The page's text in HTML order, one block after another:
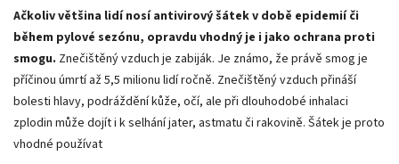
Ačkoliv většina lidí nosí antivirový šátek v době epidemií či
během pylové sezónu, opravdu vhodný je i jako ochrana proti
smogu. Znečištěný vzduch je zabiják. Je známo, že právě smog je
příčinou úmrtí až 5,5 milionu lidí ročně. Znečištěný vzduch přináší
bolesti hlavy, podráždění kůže, očí, ale při dlouhodobé inhalaci
zplodin může dojít i k selhání jater, astmatu či rakovině. Šátek je proto
vhodné používat